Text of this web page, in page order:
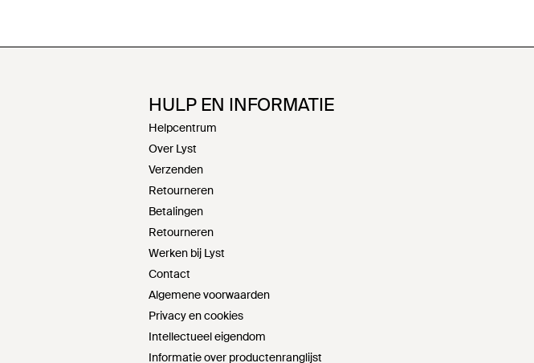
HULP EN INFORMATIE
Helpcentrum
Over Lyst
Verzenden
Retourneren
Betalingen
Retourneren
Werken bij Lyst
Contact
Algemene voorwaarden
Privacy en cookies
Intellectueel eigendom
Informatie over productenranglijst